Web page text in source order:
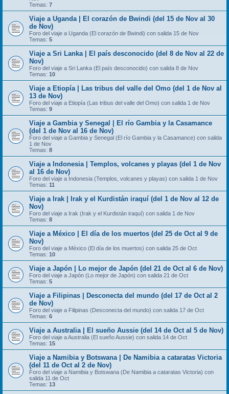
Temas: 7
Viaje a Uganda | El corazón de Bwindi (del 15 de Nov al 30
de Nov)
Foro del viaje a Uganda (El corazón de Bwindi) con salida 15 de Nov
Temas: 5
Viaje a Sri Lanka | El país desconocido (del 8 de Nov al 22 de
Nov)
Foro del viaje a Sri Lanka (El país desconocido) con salida 8 de Nov
Temas: 10
Viaje a Etiopía | Las tribus del valle del Omo (del 1 de Nov al
13 de Nov)
Foro del viaje a Etiopía (Las tribus del valle del Omo) con salida 1 de Nov
Temas: 9
Viaje a Gambia y Senegal | El río Gambia y la Casamance
(del 1 de Nov al 16 de Nov)
Foro del viaje a Gambia y Senegal (El río Gambia y la Casamance) con salida
1 de Nov
Temas: 8
Viaje a Indonesia | Templos, volcanes y playas (del 1 de Nov
al 16 de Nov)
Foro del viaje a Indonesia (Templos, volcanes y playas) con salida 1 de Nov
Temas: 11
Viaje a Irak | Irak y el Kurdistán iraquí (del 1 de Nov al 12 de
Nov)
Foro del viaje a Irak (Irak y el Kurdistán iraquí) con salida 1 de Nov
Temas: 8
Viaje a México | El día de los muertos (del 25 de Oct al 9 de
Nov)
Foro del viaje a México (El día de los muertos) con salida 25 de Oct
Temas: 10
Viaje a Japón | Lo mejor de Japón (del 21 de Oct al 6 de Nov)
Foro del viaje a Japón (Lo mejor de Japón) con salida 21 de Oct
Temas: 5
Viaje a Filipinas | Desconecta del mundo (del 17 de Oct al 2
de Nov)
Foro del viaje a Filipinas (Desconecta del mundo) con salida 17 de Oct
Temas: 6
Viaje a Australia | El sueño Aussie (del 14 de Oct al 5 de Nov)
Foro del viaje a Australia (El sueño Aussie) con salida 14 de Oct
Temas: 15
Viaje a Namibia y Botswana | De Namibia a cataratas Victoria
(del 11 de Oct al 2 de Nov)
Foro del viaje a Namibia y Botswana (De Namibia a cataratas Victoria) con
salida 11 de Oct
Temas: 13